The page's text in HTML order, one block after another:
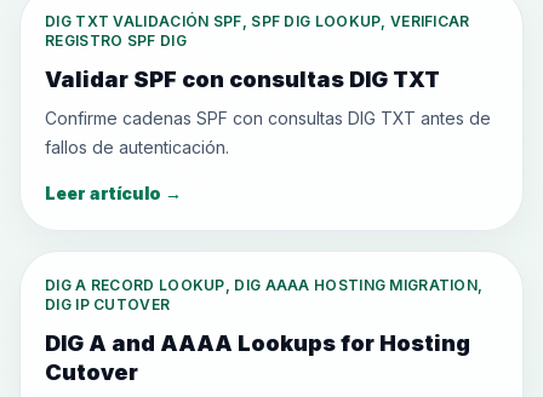
DIG TXT VALIDACIÓN SPF, SPF DIG LOOKUP, VERIFICAR
REGISTRO SPF DIG
Validar SPF con consultas DIG TXT
Confirme cadenas SPF con consultas DIG TXT antes de
fallos de autenticación.
Leer artículo →
DIG A RECORD LOOKUP, DIG AAAA HOSTING MIGRATION,
DIG IP CUTOVER
DIG A and AAAA Lookups for Hosting
Cutover